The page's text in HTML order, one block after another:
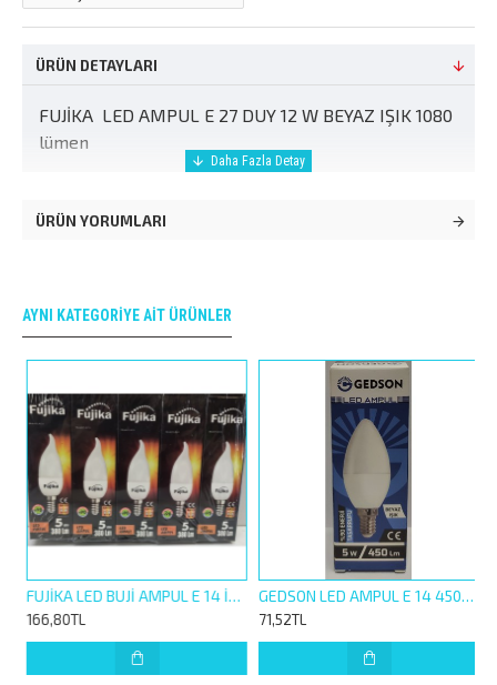
ÜRÜN DETAYLARI
FUJİKA LED AMPUL E 27 DUY 12 W BEYAZ IŞIK 1080
lümen
ÜRÜN YORUMLARI
AYNI KATEGORIYE AIT ÜRÜNLER
FUJİKA LED BUJİ AMPUL E 14 İNCE DUY 5W 380LM 6400K 1*5 ADET
166,80TL
GEDSON LED AMPUL E 14 450L 5 W 6500K BEYAZ IŞIK
71,52TL